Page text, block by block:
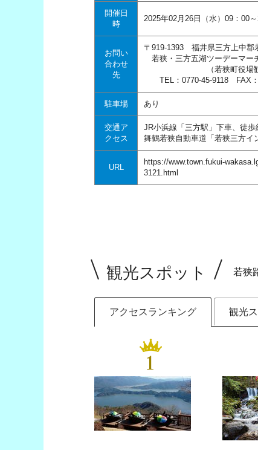
開催日
時
2025年02月26日（水）09：00
お問い
合わせ
先
〒919-1393 福井県三方上中郡
若狭・三方五湖ツーデーマー
（若狭町役場観光
TEL：0770-45-9118 FAX：
駐車場 あり
交通ア
クセス
JR小浜線「三方駅」下車、徒歩
舞鶴若狭自動車道「若狭三方イ
URL
https://www.town.fukui-
3121.html
観光スポット 若狭
アクセスランキング 観光
1